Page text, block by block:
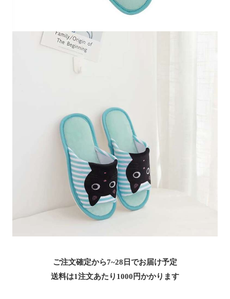
ご注文確定から7~28日でお届け予定
送料は1注文あたり 1000 円かかります